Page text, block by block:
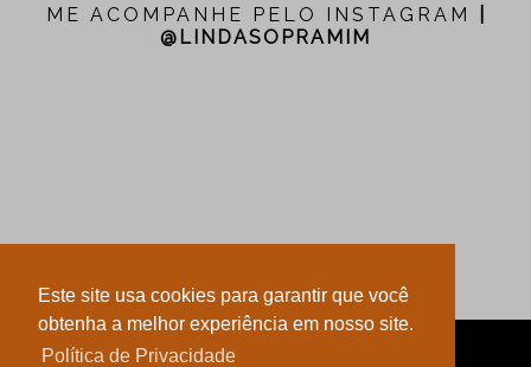
Este site usa cookies para garantir que você
obtenha a melhor experiência em nosso site.
Política de Privacidade
ME ACOMPANHE PELO INSTAGRAM
@LINDASOPRAMIM
LINDA SÓ PRA MIM
LAYOUT POR LUSA AGÊNCIA DIGITAL